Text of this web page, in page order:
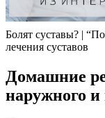
Болят суставы? |
лечения суставов
Домашние
наружного и